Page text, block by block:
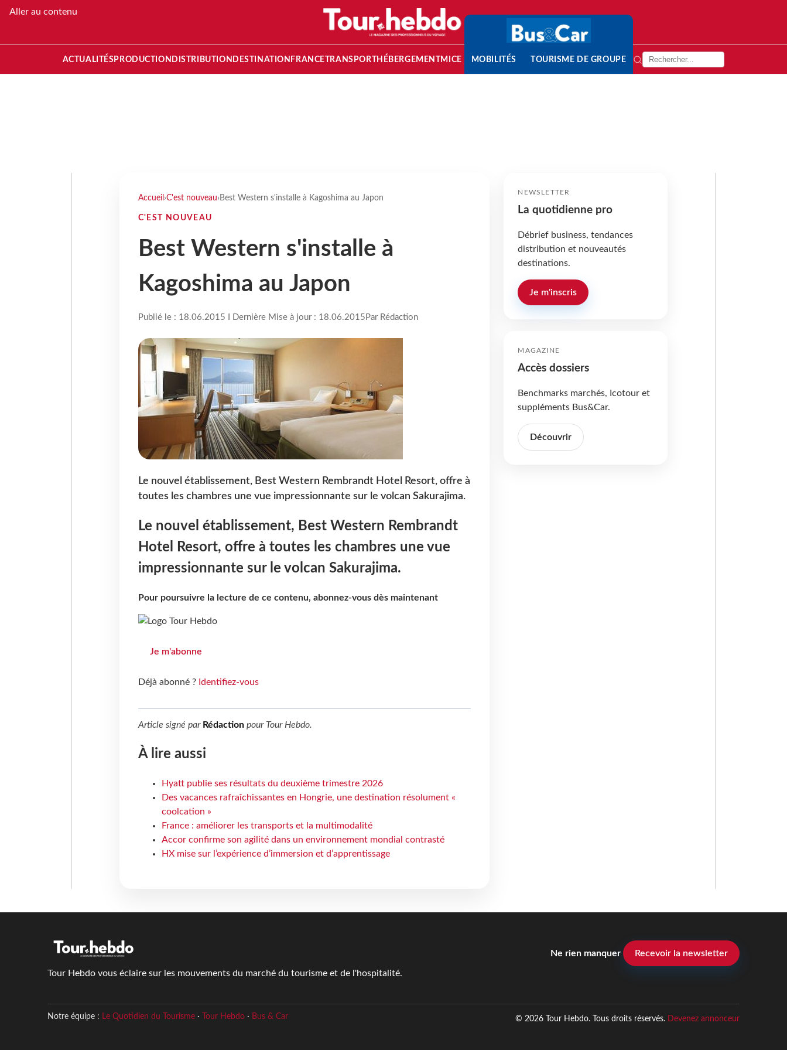
Aller au contenu
ACTUALITÉS PRODUCTION DISTRIBUTION DESTINATION FRANCETRANSPORT HÉBERGEMENTMICE MOBILITÉS TOURISME DE GROUPE
Accueil ›C'est nouveau› Best Western s'installe à Kagoshima au Japon
C'EST NOUVEAU
Best Western s'installe à
Kagoshima au Japon
Publié le : 18.06.2015 I Dernière Mise à jour : 18.06.2015 Par Rédaction
Le nouvel établissement, Best Western Rembrandt Hotel Resort, offre à
toutes les chambres une vue impressionnante sur le volcan Sakurajima.
Le nouvel établissement, Best Western Rembrandt
Hotel Resort, offre à toutes les chambres une vue
impressionnante sur le volcan Sakurajima.
Pour poursuivre la lecture de ce contenu, abonnez-vous dès maintenant
Je m'abonne
Déjà abonné ? Identifiez-vous
Article signé par Rédactionpour Tour Hebdo.
À lire aussi
Hyatt publie ses résultats du deuxième trimestre 2026
Des vacances rafraîchissantes en Hongrie, une destination résolument «
coolcation »
France : améliorer les transports et la multimodalité
Accor confirme son agilité dans un environnement mondial contrasté
HX mise sur l’expérience d’immersion et d’apprentissage
NEWSLETTER
La quotidienne pro
Débrief business, tendances
distribution et nouveautés
destinations.
Je m'inscris
MAGAZINE
Accès dossiers
Benchmarks marchés, Icotour et
suppléments Bus&Car.
Découvrir
Tour Hebdo vous éclaire sur les mouvements du marché du tourisme et de l'hospitalité.
Ne rien manquer Recevoir la newsletter
Notre équipe : Le Quotidien du Tourisme· Tour Hebdo· Bus & Car © 2026 Tour Hebdo. Tous droits réservés. Devenez annonceur